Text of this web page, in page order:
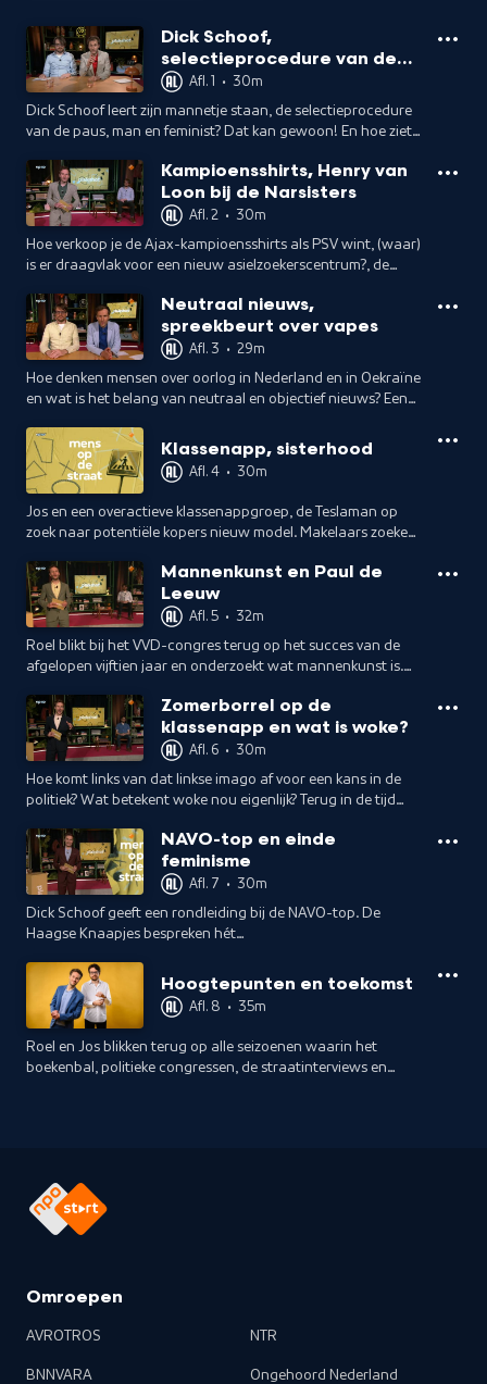
Dick Schoof,
selectieprocedure van de
paus
Afl. 1 • 30m
Dick Schoof leert zijn mannetje staan, de selectieprocedure
van de paus, man en feminist? Dat kan gewoon! En hoe ziet
Kampioensshirts, Henry van
Loon bij de Narsisters
Afl. 2 • 30m
Hoe verkoop je de Ajax-kampioensshirts als PSV wint, (waar)
is er draagvlak voor een nieuw asielzoekerscentrum?, de
Loon over relaties.
Neutraal nieuws,
spreekbeurt over vapes
Afl. 3 • 29m
Hoe denken mensen over oorlog in Nederland en in Oekraïne
en wat is het belang van neutraal en objectief nieuws? Een
checken hun gezondheid.Klassenapp, sisterhood
Afl. 4 • 30m
Jos en een overactieve klassenappgroep, de Teslaman op
zoek naar potentiële kopers nieuw model. Makelaars zoeken
sisterhood met Jennifer Hofman.Mannenkunst en Paul de
Leeuw
Afl. 5 • 32m
Roel blikt bij het VVD-congres terug op het succes van de
afgelopen vijftien jaar en onderzoekt wat mannenkunst is.
bij de Narsisters.
Zomerborrel op de
klassenapp en wat is woke?
Afl. 6 • 30m
Hoe komt links van dat linkse imago af voor een kans in de
politiek? Wat betekent woke nou eigenlijk? Terug in de tijd
terug in klassenapp.
NAVO-top en einde
feminisme
Afl. 7 • 30m
Dick Schoof geeft een rondleiding bij de NAVO-top. De
Haagse Knaapjes bespreken hét
celebraten dat feminisme voorbij is en is links te lui?
Hoogtepunten en toekomst
Afl. 8 • 35m
Roel en Jos blikken terug op alle seizoenen waarin het
boekenbal, politieke congressen, de straatinterviews en
Omroepen
AVROTROS
BNNVARA
NTR
Ongehoord Nederland